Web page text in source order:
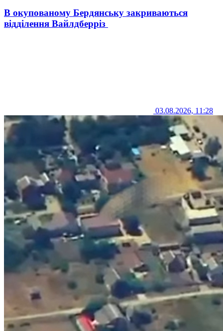
В окупованому Бердянську закриваються
відділення Вайлдберріз
03.08.2026, 11:28